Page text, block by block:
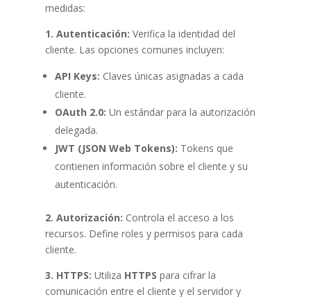
medidas:
1. Autenticación: Verifica la identidad del
cliente. Las opciones comunes incluyen:
API Keys: Claves únicas asignadas a cada
cliente.
OAuth 2.0: Un estándar para la autorización
delegada.
JWT (JSON Web Tokens): Tokens que
contienen información sobre el cliente y su
autenticación.
2. Autorización: Controla el acceso a los
recursos. Define roles y permisos para cada
cliente.
3. HTTPS: Utiliza HTTPS para cifrar la
comunicación entre el cliente y el servidor y